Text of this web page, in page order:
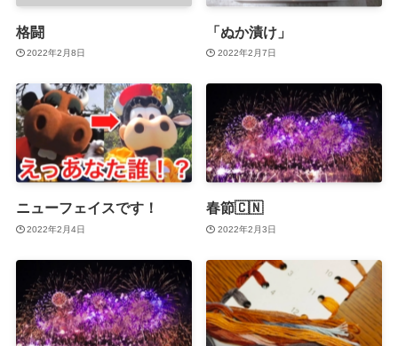
格闘
2022年2月8日
「ぬか漬け」
2022年2月7日
ニューフェイスです！
2022年2月4日
春節🇨🇳
2022年2月3日